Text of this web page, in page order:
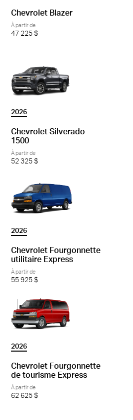
Chevrolet Blazer
À partir de
47 225 $
2026
Chevrolet Silverado
1500
À partir de
52 325 $
2026
Chevrolet Fourgonnette
utilitaire Express
À partir de
55 925 $
2026
Chevrolet Fourgonnette
de tourisme Express
À partir de
62 625 $